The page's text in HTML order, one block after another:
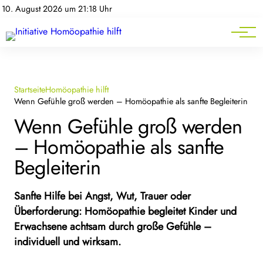
10. August 2026 um 21:18 Uhr
Homöopathie-News
Service
StartseiteHomöopathie hilft
Wenn Gefühle groß werden – Homöopathie als sanfte Begleiterin
Wenn Gefühle groß werden
– Homöopathie als sanfte
Begleiterin
Sanfte Hilfe bei Angst, Wut, Trauer oder
Überforderung: Homöopathie begleitet Kinder und
Erwachsene achtsam durch große Gefühle –
individuell und wirksam.